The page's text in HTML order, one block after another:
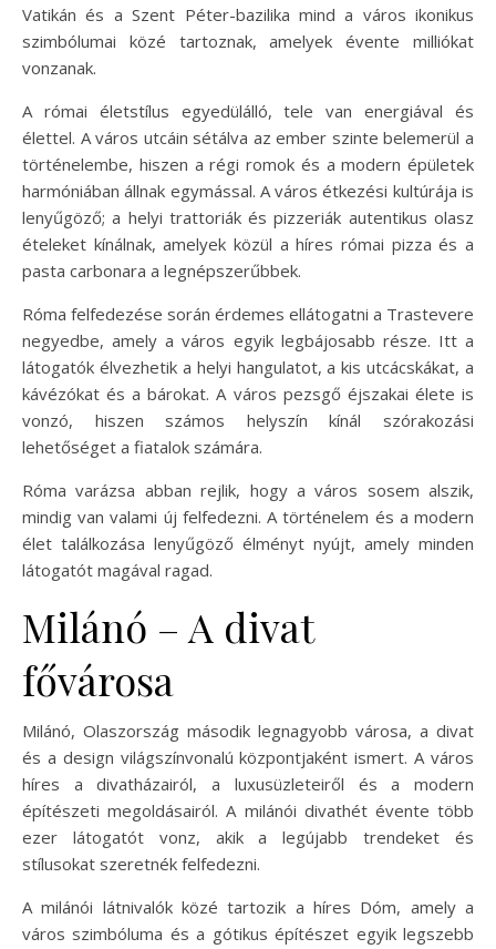
Vatikán és a Szent Péter-bazilika mind a város ikonikus
szimbólumai közé tartoznak, amelyek évente milliókat
vonzanak.
A római életstílus egyedülálló, tele van energiával és
élettel. A város utcáin sétálva az ember szinte belemerül a
történelembe, hiszen a régi romok és a modern épületek
harmóniában állnak egymással. A város étkezési kultúrája is
lenyűgöző; a helyi trattoriák és pizzeriák autentikus olasz
ételeket kínálnak, amelyek közül a híres római pizza és a
pasta carbonara a legnépszerűbbek.
Róma felfedezése során érdemes ellátogatni a Trastevere
negyedbe, amely a város egyik legbájosabb része. Itt a
látogatók élvezhetik a helyi hangulatot, a kis utcácskákat, a
kávézókat és a bárokat. A város pezsgő éjszakai élete is
vonzó, hiszen számos helyszín kínál szórakozási
lehetőséget a fiatalok számára.
Róma varázsa abban rejlik, hogy a város sosem alszik,
mindig van valami új felfedezni. A történelem és a modern
élet találkozása lenyűgöző élményt nyújt, amely minden
látogatót magával ragad.
Milánó – A divat
fővárosa
Milánó, Olaszország második legnagyobb városa, a divat
és a design világszínvonalú központjaként ismert. A város
híres a divatházairól, a luxusüzleteiről és a modern
építészeti megoldásairól. A milánói divathét évente több
ezer látogatót vonz, akik a legújabb trendeket és
stílusokat szeretnék felfedezni.
A milánói látnivalók közé tartozik a híres Dóm, amely a
város szimbóluma és a gótikus építészet egyik legszebb